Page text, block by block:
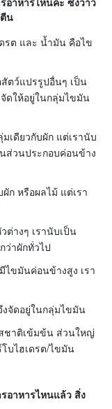
น
ต และ น้ำมัน คือไข
ว์แปรรูปอื่นๆ เป็น
ดให้อยู่ในกลุ่มไขมัน
ดียวกับผัก แต่เรานับ
ส่วนประกอบค่อนข้าง
หรือผลไม้ แต่เรา
งๆ เรานับเป็น
ว่าผักทั่วไป
มันค่อนข้างสูง เรา
ดอยู่ในกลุ่มไขมัน
าติเข้มข้น ส่วนใหญ่
บไฮเดรต/ไขมัน
รอาหารไหนแล้ว สิ่ง